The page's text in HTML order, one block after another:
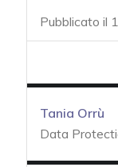
Pubblicato il
Tania Orrù
Data